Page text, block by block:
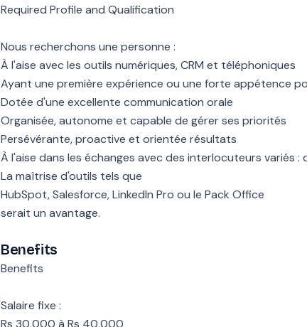
Required Profile and Qualification
Nous recherchons une personne :
À l'aise avec les outils numériques, CRM et téléphoniques
Ayant une première expérience ou une forte appétence
Dotée d'une excellente communication orale
Organisée, autonome et capable de gérer ses priorités
Persévérante, proactive et orientée résultats
À l'aise dans les échanges avec des interlocuteurs variés
La maîtrise d'outils tels que
HubSpot, Salesforce, LinkedIn Pro ou le Pack Office
serait un avantage.
Benefits
Benefits
Salaire fixe :
Rs 30,000 à Rs 40,000